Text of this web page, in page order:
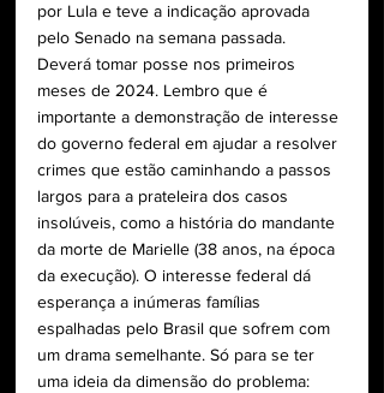
por Lula e teve a indicação aprovada
pelo Senado na semana passada.
Deverá tomar posse nos primeiros
meses de 2024. Lembro que é
importante a demonstração de interesse
do governo federal em ajudar a resolver
crimes que estão caminhando a passos
largos para a prateleira dos casos
insolúveis, como a história do mandante
da morte de Marielle (38 anos, na época
da execução). O interesse federal dá
esperança a inúmeras famílias
espalhadas pelo Brasil que sofrem com
um drama semelhante. Só para se ter
uma ideia da dimensão do problema: